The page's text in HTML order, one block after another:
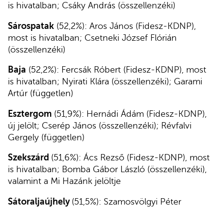
is hivatalban; Csáky András (összellenzéki)
Sárospatak (52,2%): Aros János (Fidesz-KDNP),
most is hivatalban; Csetneki József Flórián
(összellenzéki)
Baja (52,2%): Fercsák Róbert (Fidesz-KDNP), most
is hivatalban; Nyirati Klára (összellenzéki); Garami
Artúr (független)
Esztergom (51,9%): Hernádi Ádám (Fidesz-KDNP),
új jelölt; Cserép János (összellenzéki); Révfalvi
Gergely (független)
Szekszárd (51,6%): Ács Rezső (Fidesz-KDNP), most
is hivatalban; Bomba Gábor László (összellenzéki),
valamint a Mi Hazánk jelöltje
Sátoraljaújhely (51,5%): Szamosvölgyi Péter